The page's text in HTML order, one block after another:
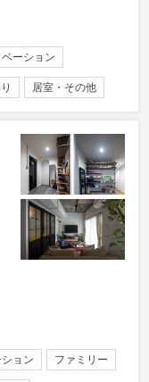
ーション
居室・その他
ョン ファミリー